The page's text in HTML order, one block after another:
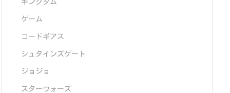
キングダム
ゲーム
コードギアス
シュタインズゲート
ジョジョ
スターウォーズ